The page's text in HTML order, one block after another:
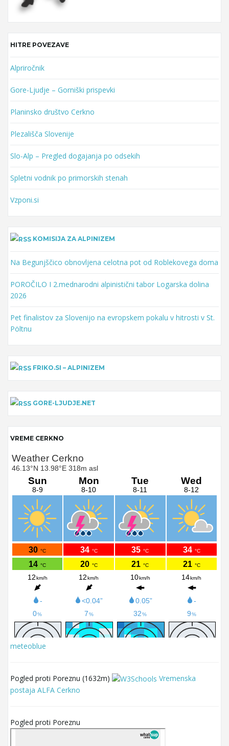
HITRE POVEZAVE
Alpriročnik
Gore-Ljudje – Gorniški prispevki
Planinsko društvo Cerkno
Plezališča Slovenije
Slo-Alp – Pregled dogajanja po odsekih
Spletni vodnik po primorskih stenah
Vzponi.si
KOMISIJA ZA ALPINIZEM
Na Begunjščico obnovljena celotna pot od Roblekovega doma
POROČILO I 2.mednarodni alpinistični tabor Logarska dolina
2026
Pet finalistov za Slovenijo na evropskem pokalu v hitrosti v St.
Pöltnu
FRIKO.SI – ALPINIZEM
GORE-LJUDJE.NET
VREME CERKNO
meteoblue
Pogled proti Poreznu (1632m)
Vremenska
postaja ALFA Cerkno
Pogled proti Poreznu